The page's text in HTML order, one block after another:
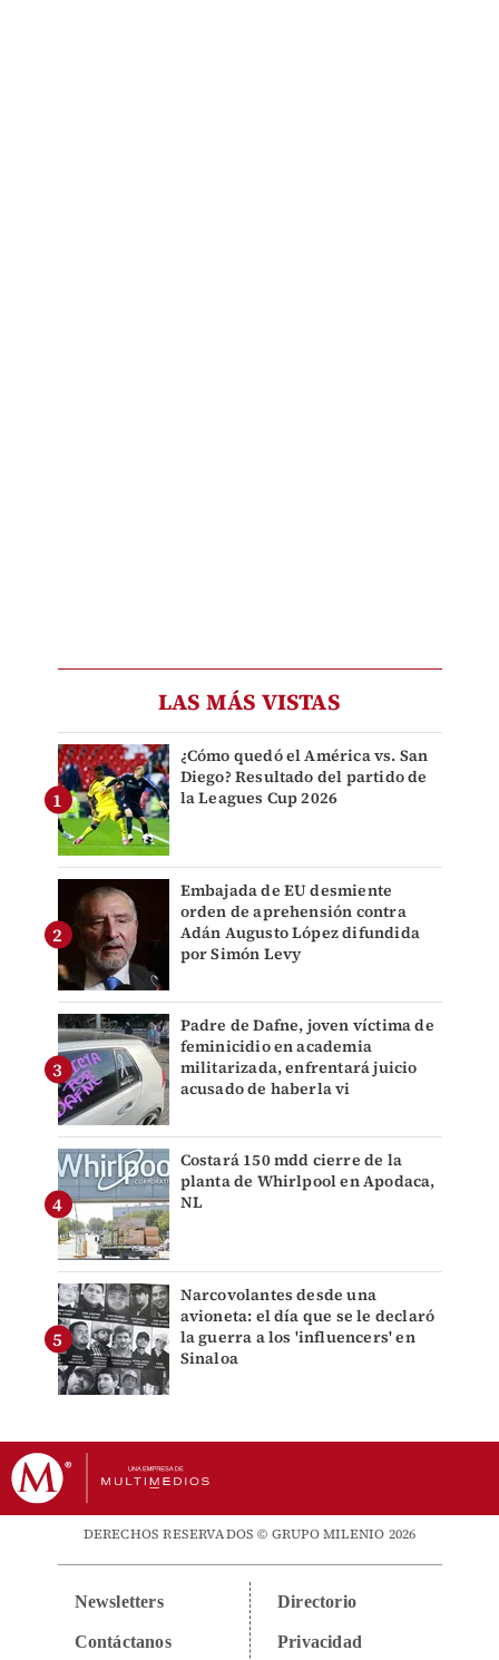
LAS MÁS VISTAS
¿Cómo quedó el América vs. San
Diego? Resultado del partido de
la Leagues Cup 2026
Embajada de EU desmiente
orden de aprehensión contra
Adán Augusto López difundida
por Simón Levy
Padre de Dafne, joven víctima de
feminicidio en academia
militarizada, enfrentará juicio
acusado de haberla vi
Costará 150 mdd cierre de la
planta de Whirlpool en Apodaca,
NL
Narcovolantes desde una
avioneta: el día que se le declaró
la guerra a los 'influencers' en
Sinaloa
DERECHOS RESERVADOS © GRUPO MILENIO 2026
Newsletters
Contáctanos
Directorio
Privacidad